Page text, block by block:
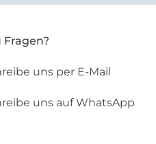
Fragen?
uns per E-Mail
uns auf WhatsApp